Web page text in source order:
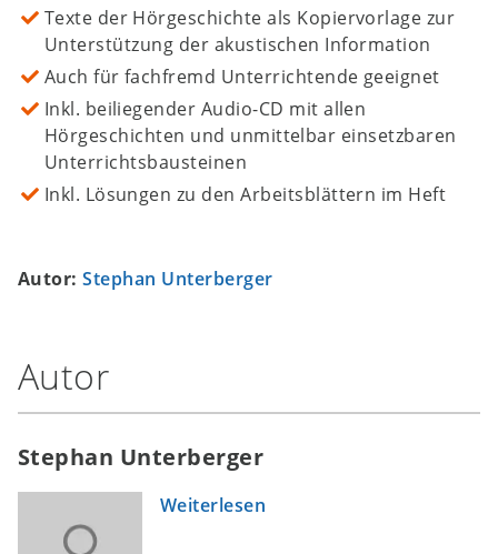
Texte der Hörgeschichte als Kopiervorlage zur
Unterstützung der akustischen Information
Auch für fachfremd Unterrichtende geeignet
Inkl. beiliegender Audio-CD mit allen
Hörgeschichten und unmittelbar einsetzbaren
Unterrichtsbausteinen
Inkl. Lösungen zu den Arbeitsblättern im Heft
Autor:Stephan Unterberger
Autor
Stephan Unterberger
Weiterlesen